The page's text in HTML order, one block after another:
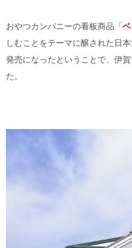
おやつカンパニーの看板商品「
しむことをテーマに醸された日
発売になったということで、伊
た。